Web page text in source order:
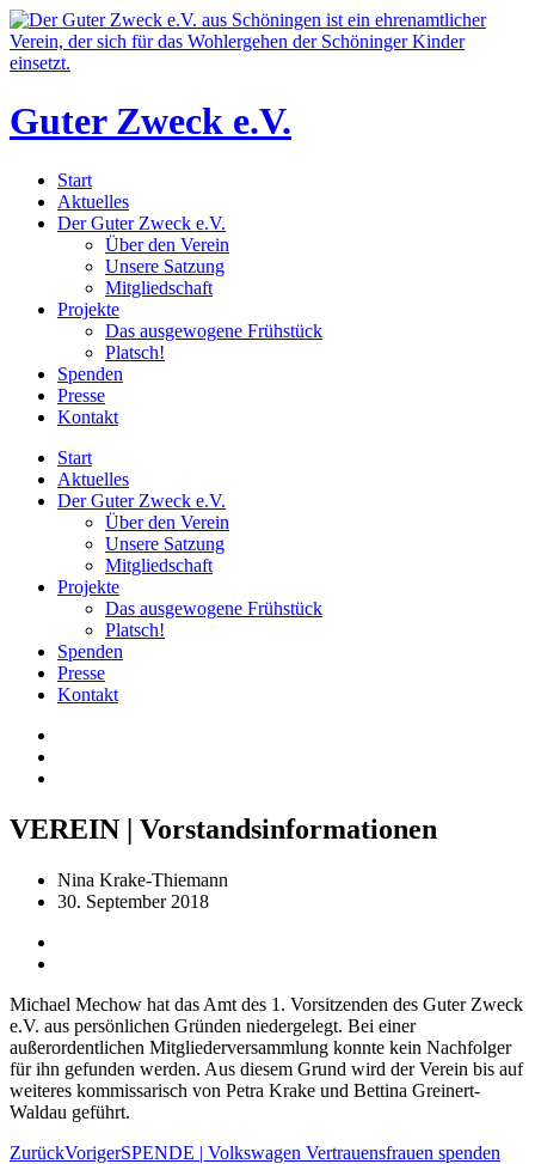
Zum
Inhalt
wechseln
Guter Zweck e.V.
Start
Aktuelles
Der Guter Zweck e.V.
Über den Verein
Unsere Satzung
Mitgliedschaft
Projekte
Das ausgewogene Frühstück
Platsch!
Spenden
Presse
Kontakt
Start
Aktuelles
Der Guter Zweck e.V.
Über den Verein
Unsere Satzung
Mitgliedschaft
Projekte
Das ausgewogene Frühstück
Platsch!
Spenden
Presse
Kontakt
VEREIN | Vorstandsinformationen
Nina Krake-Thiemann
30. September 2018
Michael Mechow hat das Amt des 1. Vorsitzenden des Guter Zweck
e.V. aus persönlichen Gründen niedergelegt. Bei einer
außerordentlichen Mitgliederversammlung konnte kein Nachfolger
für ihn gefunden werden. Aus diesem Grund wird der Verein bis auf
weiteres kommissarisch von Petra Krake und Bettina Greinert-
Waldau geführt.
ZurückVorigerSPENDE | Volkswagen Vertrauensfrauen spenden